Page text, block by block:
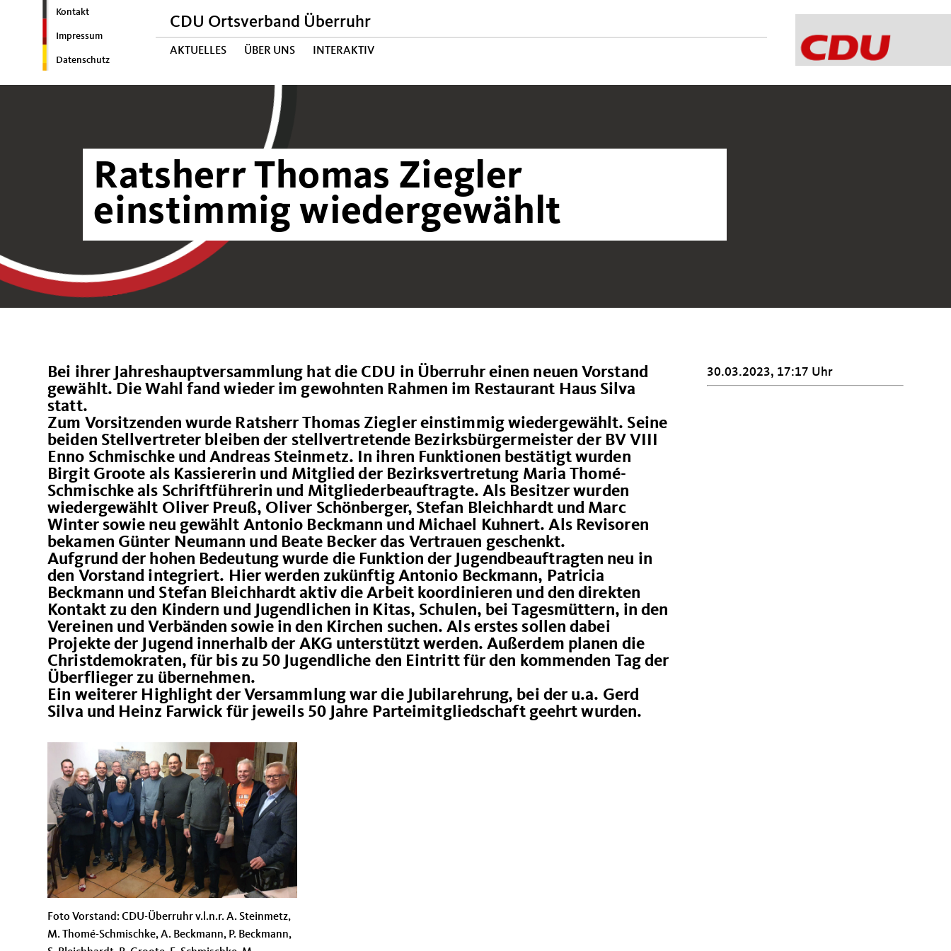
Kontakt
Impressum
Datenschutz
CDU Ortsverband Überruhr
AKTUELLES ÜBER UNS INTERAKTIV
Ratsherr Thomas Ziegler
einstimmig wiedergewählt
Bei ihrer Jahreshauptversammlung hat die CDU in Überruhr einen neuen Vorstand
gewählt. Die Wahl fand wieder im gewohnten Rahmen im Restaurant Haus Silva
statt.
Zum Vorsitzenden wurde Ratsherr Thomas Ziegler einstimmig wiedergewählt. Seine
beiden Stellvertreter bleiben der stellvertretende Bezirksbürgermeister der BV VIII
Enno Schmischke und Andreas Steinmetz. In ihren Funktionen bestätigt wurden
Birgit Groote als Kassiererin und Mitglied der Bezirksvertretung Maria Thomé-
Schmischke als Schriftführerin und Mitgliederbeauftragte. Als Besitzer wurden
wiedergewählt Oliver Preuß, Oliver Schönberger, Stefan Bleichhardt und Marc
Winter sowie neu gewählt Antonio Beckmann und Michael Kuhnert. Als Revisoren
bekamen Günter Neumann und Beate Becker das Vertrauen geschenkt.
Aufgrund der hohen Bedeutung wurde die Funktion der Jugendbeauftragten neu in
den Vorstand integriert. Hier werden zukünftig Antonio Beckmann, Patricia
Beckmann und Stefan Bleichhardt aktiv die Arbeit koordinieren und den direkten
Kontakt zu den Kindern und Jugendlichen in Kitas, Schulen, bei Tagesmüttern, in den
Vereinen und Verbänden sowie in den Kirchen suchen. Als erstes sollen dabei
Projekte der Jugend innerhalb der AKG unterstützt werden. Außerdem planen die
Christdemokraten, für bis zu 50 Jugendliche den Eintritt für den kommenden Tag der
Überflieger zu übernehmen.
Ein weiterer Highlight der Versammlung war die Jubilarehrung, bei der u.a. Gerd
Silva und Heinz Farwick für jeweils 50 Jahre Parteimitgliedschaft geehrt wurden.
Foto Vorstand: CDU-Überruhr v.l.n.r. A. Steinmetz,
M. Thomé-Schmischke, A. Beckmann, P. Beckmann,
30.03.2023, 17:17 Uhr